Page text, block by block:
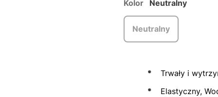
Kolor Neutralny
Neutralny
Trwały i
Elastyczny,